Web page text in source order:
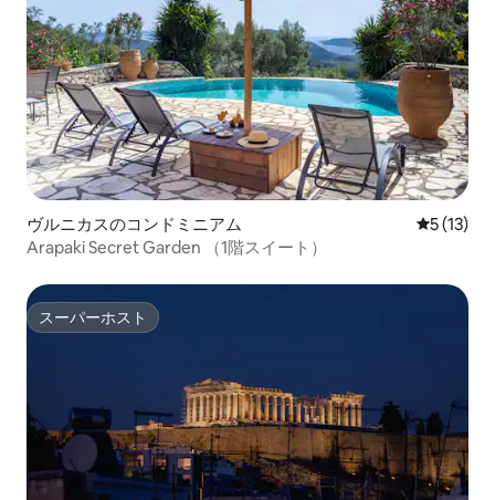
ヴルニカスのコンドミニアム レビュー
5 (13)
Arapaki Secret Garden （1階スイート）
スーパーホスト
スーパーホスト